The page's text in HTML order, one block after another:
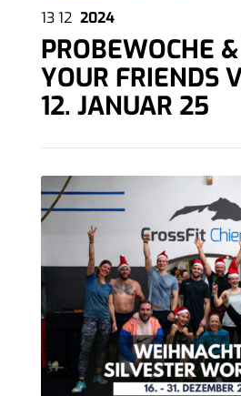
13 12 2024
PROBEWOCHE
YOUR FRIENDS
12. JANUAR 25